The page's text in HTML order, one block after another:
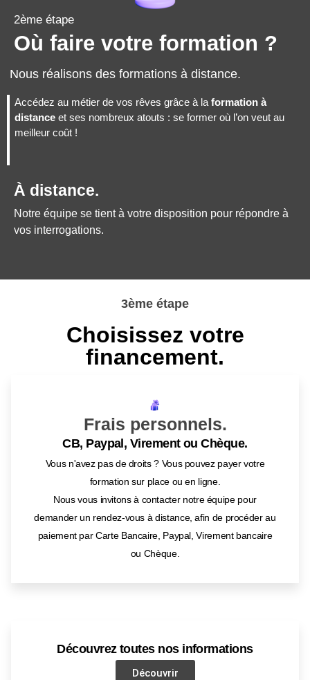
2ème étape
Où faire votre formation ?
Nous réalisons des formations à distance.
Accédez au métier de vos rêves grâce à la formation à
distance et ses nombreux atouts : se former où l’on veut au
meilleur coût !
À distance.
Notre équipe se tient à votre disposition pour répondre à
vos interrogations.
3ème étape
Choisissez votre
financement.
Frais personnels.
CB, Paypal, Virement ou Chèque.
Vous n'avez pas de droits ? Vous pouvez payer votre
formation sur place ou en ligne.
Nous vous invitons à contacter notre équipe pour
demander un rendez-vous à distance, afin de procéder au
paiement par Carte Bancaire, Paypal, Virement bancaire
ou Chèque.
Découvrez toutes nos informations
Découvrir